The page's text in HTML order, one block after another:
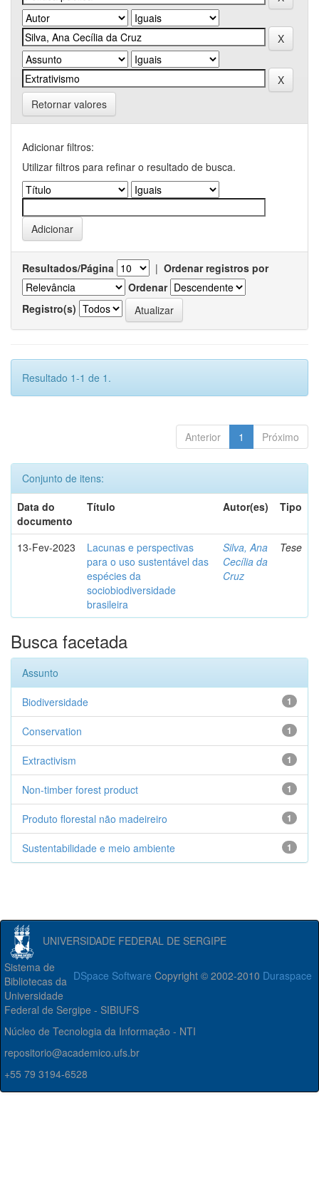
Retornar valores
Adicionar filtros:
Utilizar filtros para refinar o resultado de busca.
Resultados/Página | Ordenar registros por
Ordenar
Registro(s)
Resultado 1-1 de 1.
Anterior 1 Próximo
Conjunto de itens:
Data do
documento
Título Autor(es) Tipo
13-Fev-2023
Lacunas e perspectivas
para o uso sustentável das
espécies da
sociobiodiversidade
brasileira
Silva, Ana
Cecília da
Cruz
Tese
Busca facetada
Assunto
1
Biodiversidade
1
Conservation
1
Extractivism
1
Non-timber forest product
1
Produto florestal não madeireiro
1
Sustentabilidade e meio ambiente
UNIVERSIDADE FEDERAL DE SERGIPE
DSpace Software Copyright © 2002-2010 Duraspace
Sistema de
Bibliotecas da
Universidade
Federal de Sergipe - SIBIUFS
Núcleo de Tecnologia da Informação - NTI
repositorio@academico.ufs.br
+55 79 3194-6528